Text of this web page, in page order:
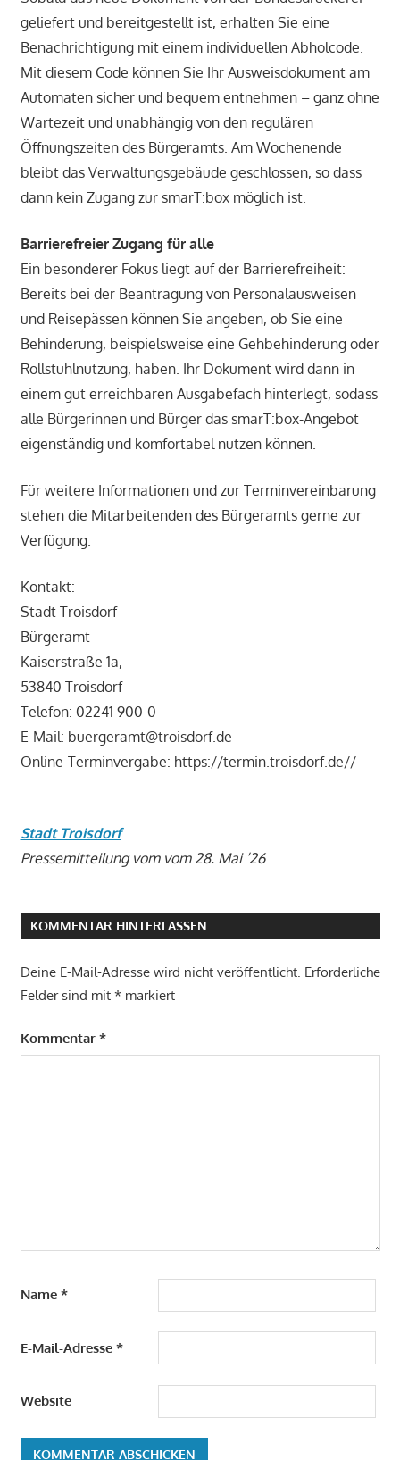
geliefert und bereitgestellt ist, erhalten Sie eine
Benachrichtigung mit einem individuellen Abholcode.
Mit diesem Code können Sie Ihr Ausweisdokument am
Automaten sicher und bequem entnehmen – ganz ohne
Wartezeit und unabhängig von den regulären
Öffnungszeiten des Bürgeramts. Am Wochenende
bleibt das Verwaltungsgebäude geschlossen, so dass
dann kein Zugang zur smarT:box möglich ist.
Barrierefreier Zugang für alle
Ein besonderer Fokus liegt auf der Barrierefreiheit:
Bereits bei der Beantragung von Personalausweisen
und Reisepässen können Sie angeben, ob Sie eine
Behinderung, beispielsweise eine Gehbehinderung oder
Rollstuhlnutzung, haben. Ihr Dokument wird dann in
einem gut erreichbaren Ausgabefach hinterlegt, sodass
alle Bürgerinnen und Bürger das smarT:box-Angebot
eigenständig und komfortabel nutzen können.
Für weitere Informationen und zur Terminvereinbarung
stehen die Mitarbeitenden des Bürgeramts gerne zur
Verfügung.
Kontakt:
Stadt Troisdorf
Bürgeramt
Kaiserstraße 1a,
53840 Troisdorf
Telefon: 02241 900-0
E-Mail: buergeramt@troisdorf.de
Online-Terminvergabe: https://termin.troisdorf.de//
Stadt Troisdorf
Pressemitteilung vom vom 28. Mai ’26
KOMMENTAR HINTERLASSEN
Deine E-Mail-Adresse wird nicht veröffentlicht. Erforderliche
Felder sind mit *markiert
Kommentar *
Name *
E-Mail-Adresse *
Website